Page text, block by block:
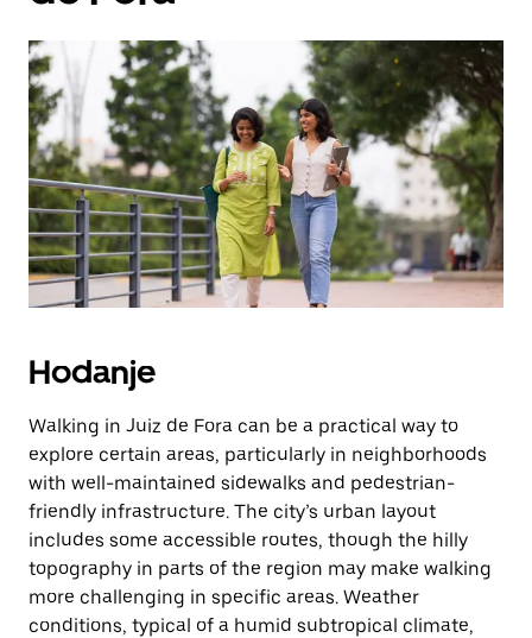
datum.
Pritisni
tipku
escape
za
zatvaranje
kalendara.
Hodanje
Walking in Juiz de Fora can be a practical way to
explore certain areas, particularly in neighborhoods
with well-maintained sidewalks and pedestrian-
friendly infrastructure. The city’s urban layout
includes some accessible routes, though the hilly
topography in parts of the region may make walking
more challenging in specific areas. Weather
conditions, typical of a humid subtropical climate,